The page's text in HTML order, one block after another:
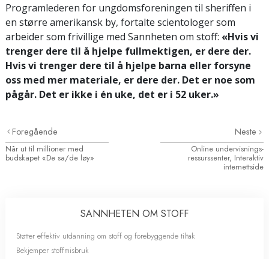
Programlederen for ungdomsforeningen til sheriffen i
en større amerikansk by, fortalte scientologer som
arbeider som frivillige med Sannheten om stoff: «Hvis vi
trenger dere til å hjelpe fullmektigen, er dere der.
Hvis vi trenger dere til å hjelpe barna eller forsyne
oss med mer materiale, er dere der. Det er noe som
pågår. Det er ikke i én uke, det er i 52 uker.»
Foregående
Når ut til millioner med
budskapet «De sa/de løy»
Neste
Online undervisnings-
ressurssenter, Interaktiv
internettside
SANNHETEN OM STOFF
Støtter effektiv utdanning om stoff og forebyggende tiltak
Bekjemper stoffmisbruk